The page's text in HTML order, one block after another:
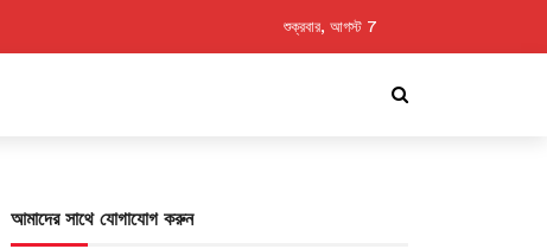
শুক্রবার, আগস্ট 7
আমাদের সাথে যোগাযোগ করুন